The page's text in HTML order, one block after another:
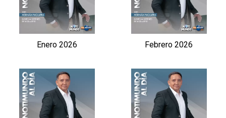
Enero 2026 Febrero 2026